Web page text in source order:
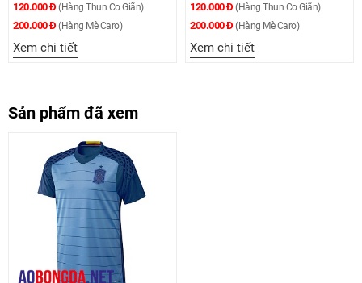
120.000 Đ (Hàng Thun Co Giãn)
200.000 Đ (Hàng Mè Caro)
Xem chi tiết
120.000 Đ (Hàng Thun Co Giãn)
200.000 Đ (Hàng Mè Caro)
Xem chi tiết
Sản phẩm đã xem